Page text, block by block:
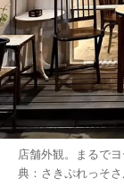
店舗外観。まるで
典： さきぷれっそ